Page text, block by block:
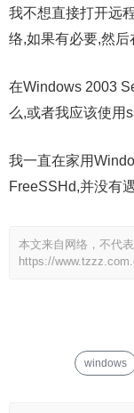
我不想直接打开远
络,如果有必要,然
在Windows 2003
么,或者我应该使用
我一直在家用
FreeSSHd,并没有
本文来自网络，不代
https://
windows